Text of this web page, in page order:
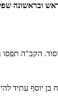
ובראשונה
הקב"ה תפסו
יוסף עתיד